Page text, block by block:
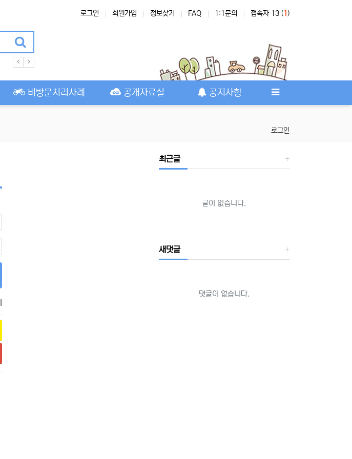
로그인 회원가입 정보찾기 FAQ 1:1문의 접속자 13 (1 )
비방문처리사례 공개자료실 공지사항
로그인
최근글
글이 없습니다.
새댓글
댓글이 없습니다.